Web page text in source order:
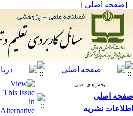
[صفحه اصلی ]
بخش‌های اصلی
صفحه اصلی
اطلاعات نشریه